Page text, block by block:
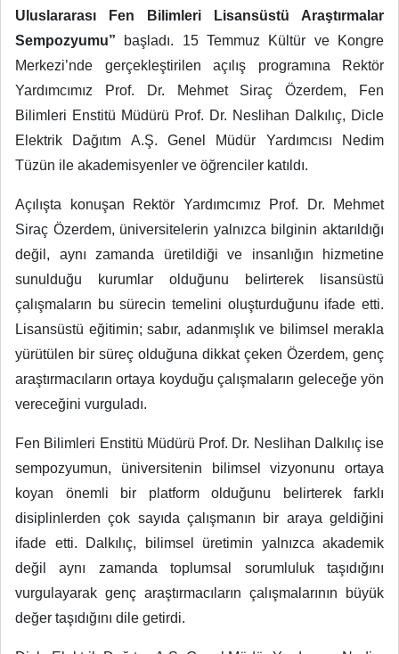
Uluslararası Fen Bilimleri Lisansüstü Araştırmalar
Sempozyumu” başladı. 15 Temmuz Kültür ve Kongre
Merkezi’nde gerçekleştirilen açılış programına Rektör
Yardımcımız Prof. Dr. Mehmet Siraç Özerdem, Fen
Bilimleri Enstitü Müdürü Prof. Dr. Neslihan Dalkılıç, Dicle
Elektrik Dağıtım A.Ş. Genel Müdür Yardımcısı Nedim
Tüzün ile akademisyenler ve öğrenciler katıldı.
Açılışta konuşan Rektör Yardımcımız Prof. Dr. Mehmet
Siraç Özerdem, üniversitelerin yalnızca bilginin aktarıldığı
değil, aynı zamanda üretildiği ve insanlığın hizmetine
sunulduğu kurumlar olduğunu belirterek lisansüstü
çalışmaların bu sürecin temelini oluşturduğunu ifade etti.
Lisansüstü eğitimin; sabır, adanmışlık ve bilimsel merakla
yürütülen bir süreç olduğuna dikkat çeken Özerdem, genç
araştırmacıların ortaya koyduğu çalışmaların geleceğe yön
vereceğini vurguladı.
Fen Bilimleri Enstitü Müdürü Prof. Dr. Neslihan Dalkılıç ise
sempozyumun, üniversitenin bilimsel vizyonunu ortaya
koyan önemli bir platform olduğunu belirterek farklı
disiplinlerden çok sayıda çalışmanın bir araya geldiğini
ifade etti. Dalkılıç, bilimsel üretimin yalnızca akademik
değil aynı zamanda toplumsal sorumluluk taşıdığını
vurgulayarak genç araştırmacıların çalışmalarının büyük
değer taşıdığını dile getirdi.